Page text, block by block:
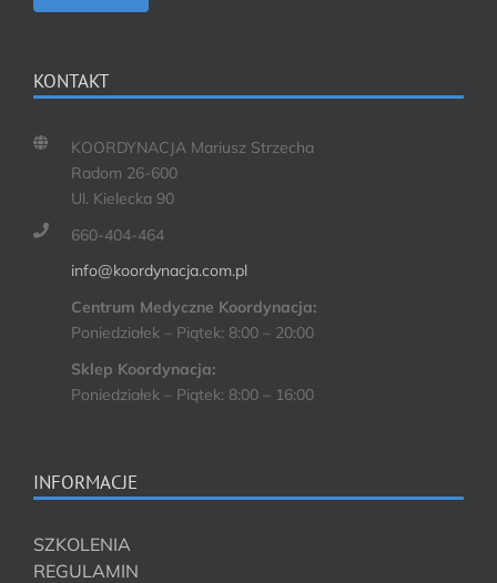
KONTAKT
KOORDYNACJA Mariusz Strzecha
Radom 26-600
Ul. Kielecka 90
660-404-464
info@koordynacja.com.pl
Centrum Medyczne Koordynacja:
Poniedziałek – Piątek: 8:00 – 20:00
Sklep Koordynacja:
Poniedziałek – Piątek: 8:00 – 16:00
INFORMACJE
SZKOLENIA
REGULAMIN